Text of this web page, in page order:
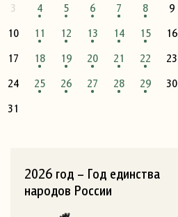
3
4 5 6 7 8
9
10
11 12 13 14 15
16
17
18 19 20 21 22
23
24
25 26 27 28 29
30
31
2026 год – Год единства
народов России